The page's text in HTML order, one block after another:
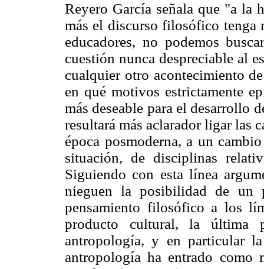
Reyero García señala que "a la
más el discurso filosófico tenga
educadores, no podemos
cuestión nunca despreciable al
cualquier otro acontecimiento
en qué motivos estrictamente
más deseable para el desarrollo
resultará más aclarador ligar las
época posmoderna, a un
situación, de disciplinas
Siguiendo con esta línea
nieguen la posibilidad de un
pensamiento filosófico a los
producto cultural, la última
antropología, y en particular
antropología ha entrado como